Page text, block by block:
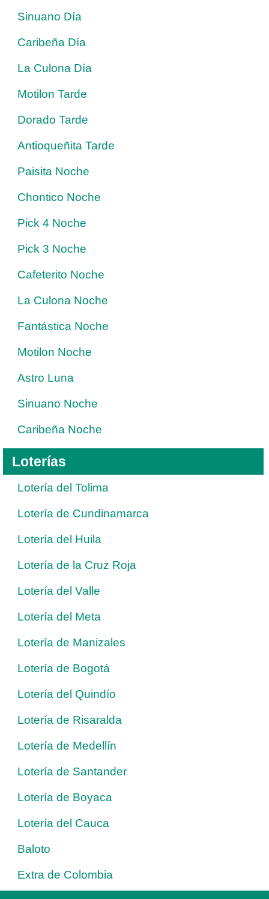
Sinuano Día
Caribeña Día
La Culona Día
Motilon Tarde
Dorado Tarde
Antioqueñita Tarde
Paisita Noche
Chontico Noche
Pick 4 Noche
Pick 3 Noche
Cafeterito Noche
La Culona Noche
Fantástica Noche
Motilon Noche
Astro Luna
Sinuano Noche
Caribeña Noche
Loterías
Lotería del Tolima
Lotería de Cundinamarca
Lotería del Huila
Lotería de la Cruz Roja
Lotería del Valle
Lotería del Meta
Lotería de Manizales
Lotería de Bogotá
Lotería del Quindío
Lotería de Risaralda
Lotería de Medellín
Lotería de Santander
Lotería de Boyaca
Lotería del Cauca
Baloto
Extra de Colombia